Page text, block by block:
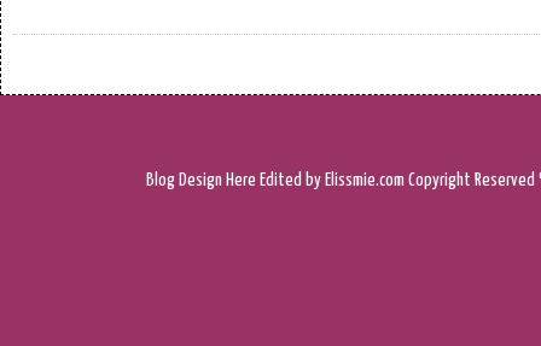
Blog Design Here Edited by Elissmie.com Copyright Reserved